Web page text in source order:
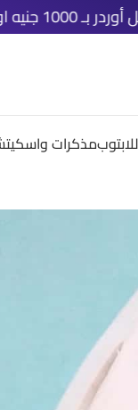
عرض
مذكرات